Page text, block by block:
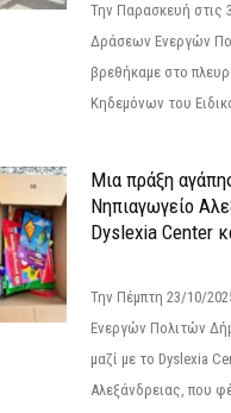
Την Παρασκευή
Δράσεων Ενεργών
βρεθήκαμε στο
Κηδεμόνων του
Μια πράξη
Νηπιαγωγείο
Dyslexia Center
Την Πέμπτη 23/10/
Ενεργών Πολιτών
μαζί με το Dyslexia
Αλεξάνδρειας, που